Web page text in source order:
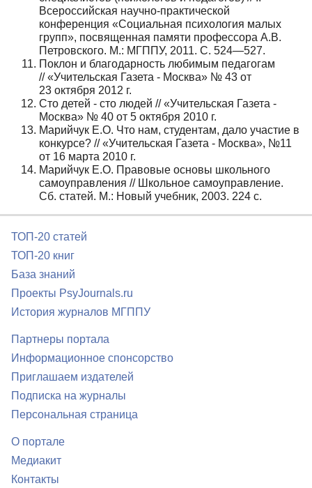
Всероссийская научно-практической
конференция «Социальная психология малых
групп», посвященная памяти профессора А.В.
Петровского. М.: МГППУ, 2011. С. 524—527.
Поклон и благодарность любимым педагогам
// «Учительская Газета - Москва» № 43 от
23 октября 2012 г.
Сто детей - сто людей // «Учительская Газета -
Москва» № 40 от 5 октября 2010 г.
Марийчук Е.О. Что нам, студентам, дало участие в
конкурсе? // «Учительская Газета - Москва», №11
от 16 марта 2010 г.
Марийчук Е.О. Правовые основы школьного
самоуправления // Школьное самоуправление.
Сб. статей. М.: Новый учебник, 2003. 224 с.
ТОП-20 статей
ТОП-20 книг
База знаний
Проекты PsyJournals.ru
История журналов МГППУ
Партнеры портала
Информационное спонсорство
Приглашаем издателей
Подписка на журналы
Персональная страница
О портале
Медиакит
Контакты